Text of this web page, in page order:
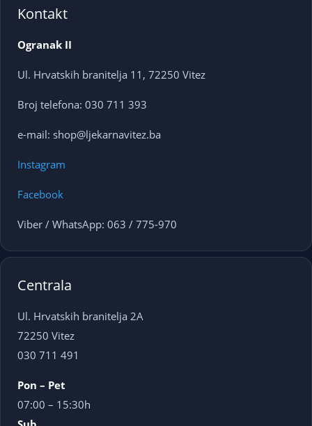
Kontakt
Ogranak II
Ul. Hrvatskih branitelja 11, 72250 Vitez
Broj telefona: 030 711 393
e-mail: shop@ljekarnavitez.ba
Instagram
Facebook
Viber / WhatsApp: 063 / 775-970
Centrala
Ul. Hrvatskih branitelja 2A
72250 Vitez
030 711 491
Pon – Pet
07:00 – 15:30h